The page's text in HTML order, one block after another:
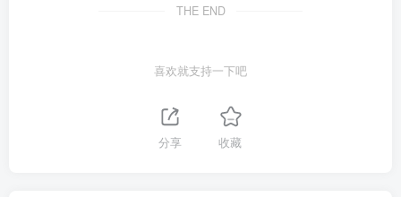
THE END
喜欢就支持一下吧
分享 收藏